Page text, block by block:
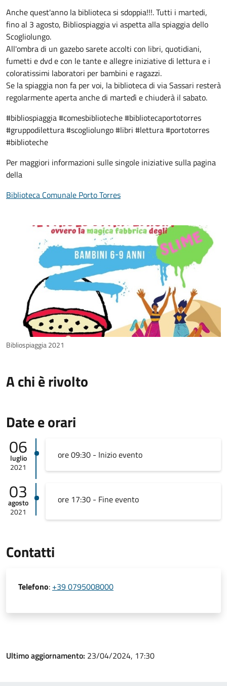
Anche quest'anno la biblioteca si sdoppia!!!. Tutti i martedi,
fino al 3 agosto, Bibliospiaggia vi aspetta alla spiaggia dello
Scogliolungo.
All'ombra di un gazebo sarete accolti con libri, quotidiani,
fumetti e dvd e con le tante e allegre iniziative di lettura e i
coloratissimi laboratori per bambini e ragazzi.
Se la spiaggia non fa per voi, la biblioteca di via Sassari resterà
regolarmente aperta anche di martedì e chiuderà il sabato.
#bibliospiaggia #comesbiblioteche #bibliotecaportotorres
#gruppodilettura #scogliolungo #libri #lettura #portotorres
#biblioteche
Per maggiori informazioni sulle singole iniziative sulla pagina
della
Biblioteca Comunale Porto Torres
Bibliospiaggia 2021
A chi è rivolto
Date e orari
06
luglio
2021
ore 09:30 - Inizio evento
03
agosto
2021
ore 17:30 - Fine evento
Contatti
Telefono: +39 0795008000
Ultimo aggiornamento: 23/04/2024, 17:30